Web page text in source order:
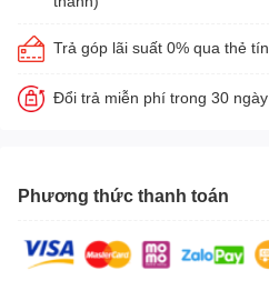
Trả góp lãi suất 0% qua thẻ
Đổi trả miễn phí trong 30 ngày
Phương thức thanh toán